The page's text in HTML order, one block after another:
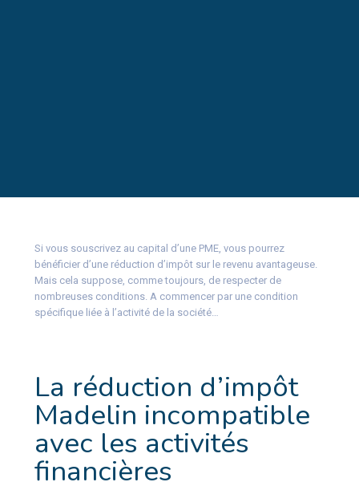
Si vous souscrivez au capital d’une PME, vous pourrez
bénéficier d’une réduction d’impôt sur le revenu avantageuse.
Mais cela suppose, comme toujours, de respecter de
nombreuses conditions. A commencer par une condition
spécifique liée à l’activité de la société…
La réduction d’impôt
Madelin incompatible
avec les activités
financières